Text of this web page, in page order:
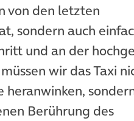
von den letzten
sondern auch
und an der
wir das Taxi
Berührung des